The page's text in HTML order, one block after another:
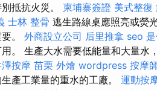
抵抗火災。 柬埔寨簽證 美式整復
士林 整骨 逃生路線桌應照亮或熒
。 外商設立公司 后里推拿 seo
。 生產大水需要低能量和大量水
按摩 苗栗 外燴 wordpress 按摩
產工業量的重水的工廠。 運動按